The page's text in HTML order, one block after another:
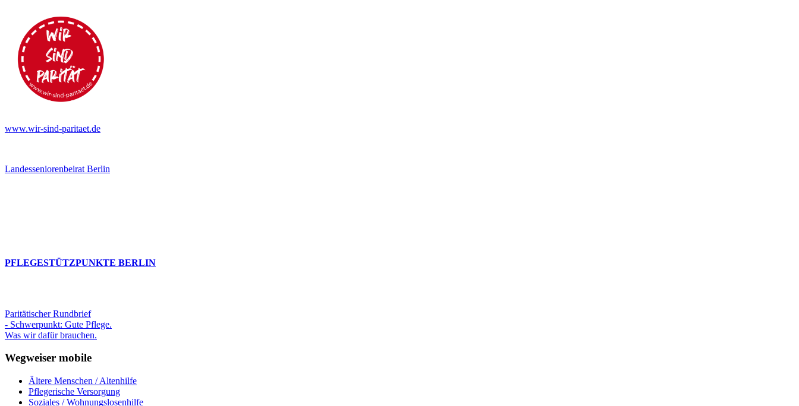
www.wir-sind-paritaet.de
Landesseniorenbeirat Berlin
PFLEGESTÜTZPUNKTE BERLIN
Paritätischer Rundbrief
- Schwerpunkt: Gute Pflege.
Was wir dafür brauchen.
Wegweiser mobile
Ältere Menschen / Altenhilfe
Pflegerische Versorgung
Soziales / Wohnungslosenhilfe